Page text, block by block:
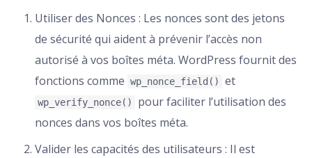
Utiliser des Nonces : Les nonces sont des jetons
de sécurité qui aident à prévenir l’accès non
autorisé à vos boîtes méta. WordPress fournit des
fonctions comme wp_nonce_field() et
wp_verify_nonce()
pour faciliter l’utilisation des
nonces dans vos boîtes méta.
Valider les capacités des utilisateurs : Il est